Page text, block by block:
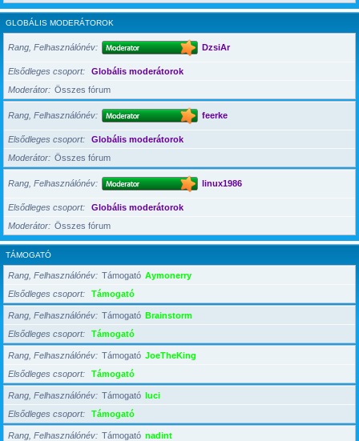
GLOBÁLIS MODERÁTOROK
Rang, Felhasználónév DzsiAr
Elsődleges csoport
Globális moderátorok
Moderátor
Összes fórum
Rang, Felhasználónév feerke
Elsődleges csoport
Globális moderátorok
Moderátor
Összes fórum
Rang, Felhasználónév linux1986
Elsődleges csoport
Globális moderátorok
Moderátor
Összes fórum
TÁMOGATÓ
Rang, Felhasználónév Támogató Aymonerry
Elsődleges csoport
Támogató
Rang, Felhasználónév Támogató Brainstorm
Elsődleges csoport
Támogató
Rang, Felhasználónév Támogató JoeTheKing
Elsődleges csoport
Támogató
Rang, Felhasználónév Támogató luci
Elsődleges csoport
Támogató
Rang, Felhasználónév Támogató nadint